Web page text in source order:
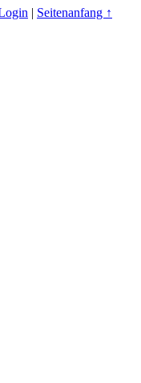
| Seitenanfang ↑